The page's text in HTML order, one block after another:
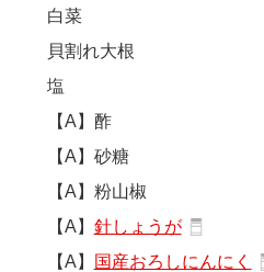
白菜
貝割れ大根
塩
【A】酢
【A】砂糖
【A】粉山椒
【A】 針しょうが
【A】
国産おろしにんにく